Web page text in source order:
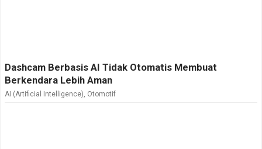
Dashcam Berbasis AI Tidak Otomatis Membuat
Berkendara Lebih Aman
AI (Artificial Intelligence), Otomotif